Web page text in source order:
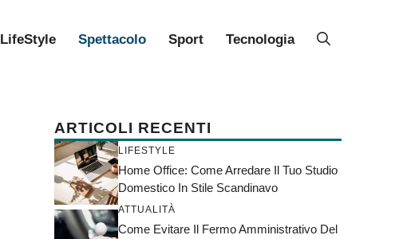
LifeStyle Spettacolo Sport Tecnologia
ARTICOLI RECENTI
LIFESTYLE
Home Office: Come Arredare Il Tuo Studio
Domestico In Stile Scandinavo
ATTUALITÀ
Come Evitare Il Fermo Amministrativo Del